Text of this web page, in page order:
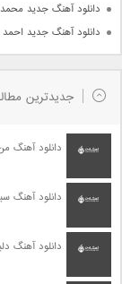
دانلود آهنگ جدید محمد
دانلود آهنگ جدید
جدیدترین
دانلود آهنگ
دانلود آهنگ
دانلود آهنگ